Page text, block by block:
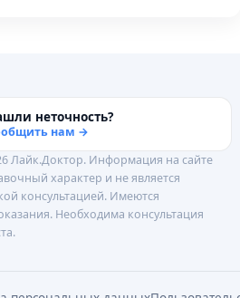
неточность?
нам →
Лайк.Доктор. Информация на сайте
характер и не является
консультацией. Имеются
Необходима консультация